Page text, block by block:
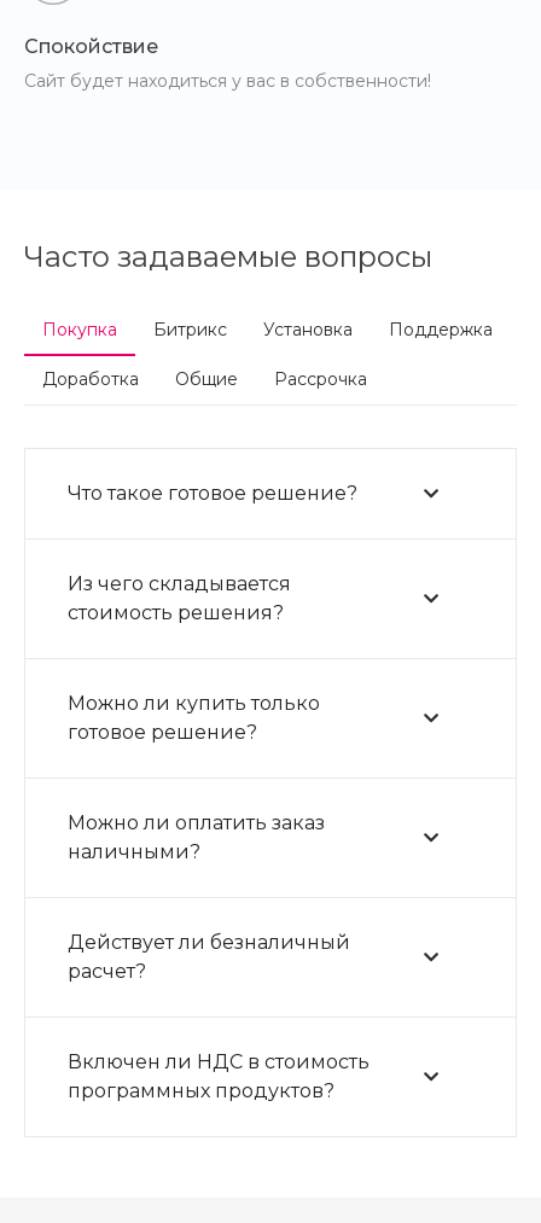
Спокойствие
Сайт будет находиться у вас в собственности!
Часто задаваемые вопросы
Покупка Битрикс Установка Поддержка
Доработка Общие Рассрочка
Что такое готовое решение?
Из чего складывается
стоимость решения?
Можно ли купить только
готовое решение?
Можно ли оплатить заказ
наличными?
Действует ли безналичный
расчет?
Включен ли НДС в стоимость
программных продуктов?